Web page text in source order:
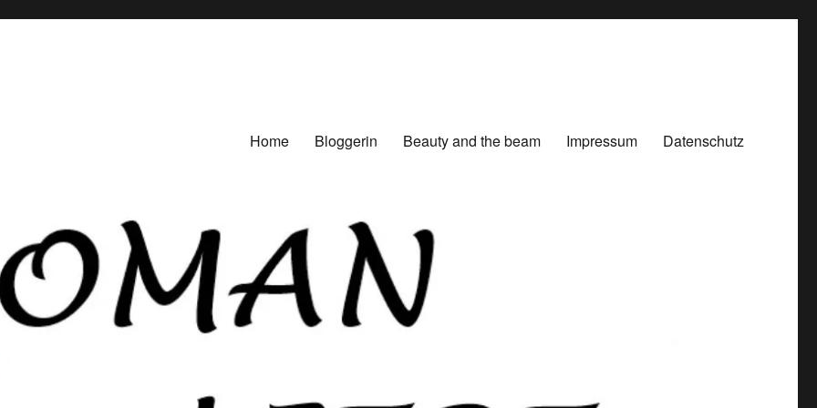
Home Bloggerin Beauty and the beam Impressum Datenschutz